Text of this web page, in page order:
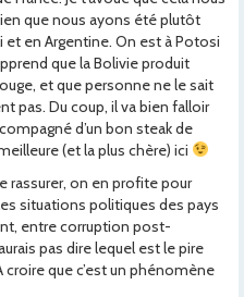
que nous ayons été plutôt
et en Argentine. On est à Potosi
que la Bolivie produit
et que personne ne le sait
pas. Du coup, il va bien falloir
d’un bon steak de
(et la plus chère) ici
rassurer, on en profite pour
situations politiques des pays
entre corruption post-
pas dire lequel est le pire
croire que c’est un phénomène